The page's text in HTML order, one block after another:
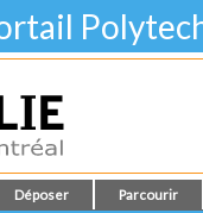
Déposer Parcourir